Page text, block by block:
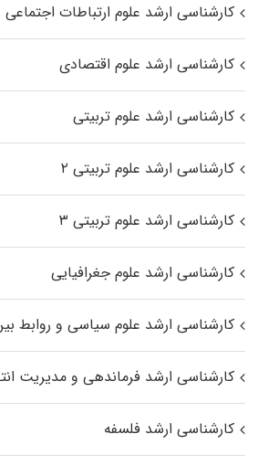
کارشناسی ارشد علوم ارتباطات اجتماعی
کارشناسی ارشد علوم اقتصادی
کارشناسی ارشد علوم تربیتی
کارشناسی ارشد علوم تربیتی ۲
کارشناسی ارشد علوم تربیتی ۳
کارشناسی ارشد علوم جغرافیایی
کارشناسی ارشد علوم سیاسی و روابط
کارشناسی ارشد فرماندهی و مدیریت
کارشناسی ارشد فلسفه